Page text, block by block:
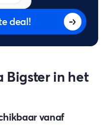
Bigster in het
vanaf
deal!